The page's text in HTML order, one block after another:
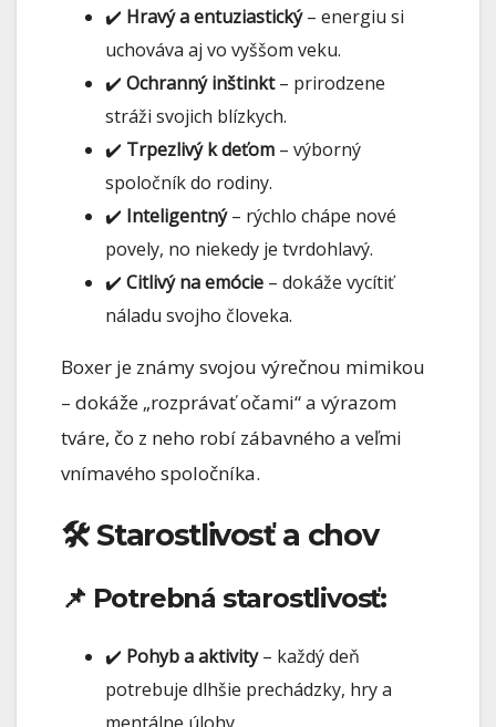
✔️ Hravý a entuziastický– energiu si
uchováva aj vo vyššom veku.
✔️ Ochranný inštinkt– prirodzene
stráži svojich blízkych.
✔️ Trpezlivý k deťom – výborný
spoločník do rodiny.
✔️ Inteligentný– rýchlo chápe nové
povely, no niekedy je tvrdohlavý.
✔️ Citlivý na emócie – dokáže vycítiť
náladu svojho človeka.
Boxer je známy svojou výrečnou mimikou
– dokáže „rozprávať očami“ a výrazom
tváre, čo z neho robí zábavného a veľmi
vnímavého spoločníka.
🛠 Starostlivosť a chov
📌 Potrebná starostlivosť:
✔️ Pohyb a aktivity– každý deň
potrebuje dlhšie prechádzky, hry a